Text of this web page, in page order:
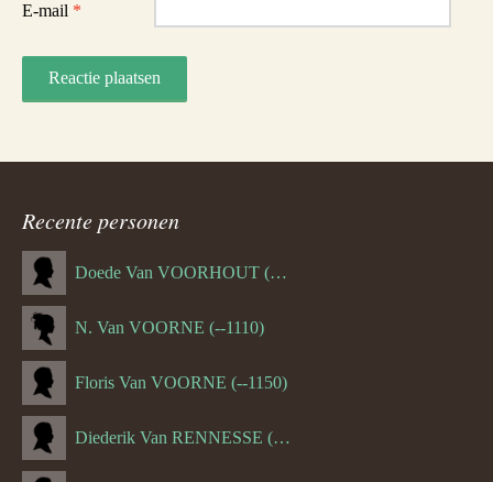
E-mail *
Recente personen
Doede Van VOORHOUT (Van FORNEHOLT) (--1101)
N. Van VOORNE (--1110)
Floris Van VOORNE (--1150)
Diederik Van RENNESSE (--1144)